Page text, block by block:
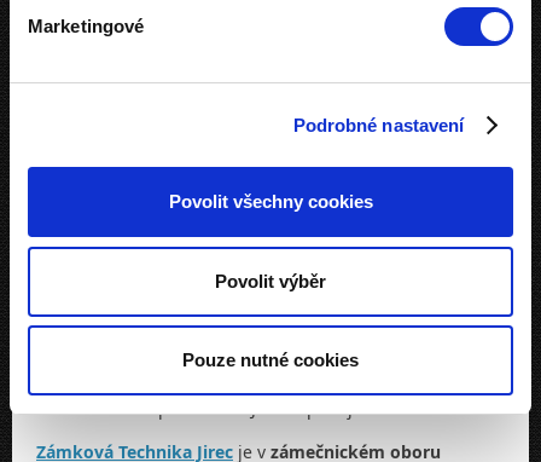
Marketingové
Podrobné nastavení
Povolit všechny cookies
Povolit výběr
Pouze nutné cookies
s přemírou klíčů za vás bleskurychle vyřešíme.
Sjednotíme vložky a zámky na jeden SU klíč!
řešení pro rodinné
i firemní prostředí.Společný uzávěroceníte všude tam,
kde je mnoho uzamykatelných přístupů, ať už na
Klíč, který otevře všechny dveře
Sjednocením zámků
vám umožníme zahodit všechny
není to ideální představa? Je. Tak proč ji nezrealizovat?
Zámková Technika Jirec je v zámečnickém oboru